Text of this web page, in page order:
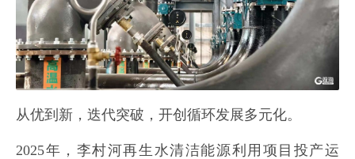
从优到新，迭代突破，开创循环发展多元化。
2025年，李村河再生水清洁能源利用项目投产运